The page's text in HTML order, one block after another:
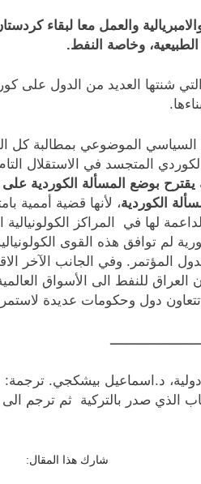
والعمل معا لبقاء
وخاصة النفط.
شنتها العديد من الدول على
الموضوعي بمطالبة كل
المتجسد في الاستقلال
يقترح بوضع المسألة الكوردية
الكوردية، لأنها قضية أممية
لها في المراكز
السورية لم توافق هذه القوى
المؤتمر. وفي الجانب الآخر
العراق للنفط الى الأسواق
دول وحكومات عديدة
الذي صدر بالتركية ثم ترجم الى
شارك هذا المقال: